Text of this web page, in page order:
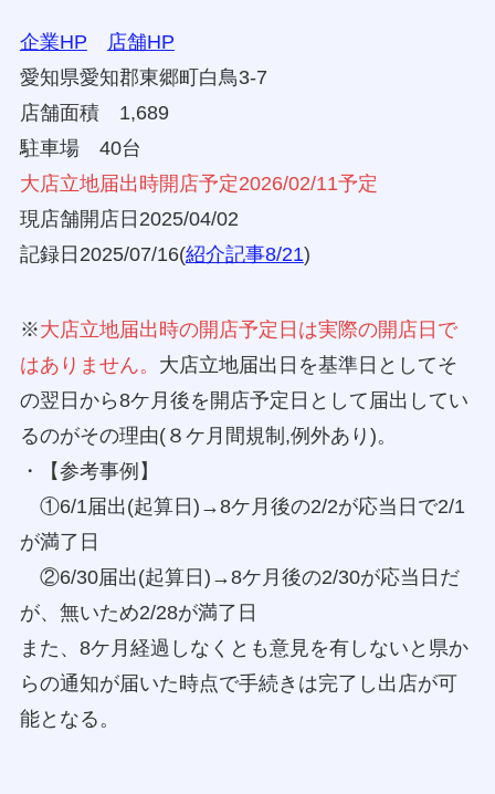
企業HP
店舗HP
愛知県愛知郡東郷町白鳥3-7
店舗面積 1,689
駐車場 40台
大店立地届出時開店予定2026/02/11予定
現店舗開店日2025/04/02
記録日2025/07/16(紹介記事8/21)
※大店立地届出時の開店予定日は実際の開店日で
はありません。 大店立地届出日を基準日としてそ
の翌日から8ケ月後を開店予定日として届出してい
るのがその理由(８ケ月間規制,例外あり)。
・【参考事例】
①6/1届出(起算日)→8ケ月後の2/2が応当日で2/1
が満了日
②6/30届出(起算日)→8ケ月後の2/30が応当日だ
が、無いため2/28が満了日
また、8ケ月経過しなくとも意見を有しないと県か
らの通知が届いた時点で手続きは完了し出店が可
能となる。